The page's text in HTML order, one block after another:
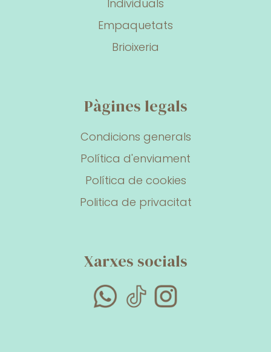
Individuals
Empaquetats
Brioixeria
Pàgines legals
Condicions generals
Política d'enviament
Política de cookies
Politica de privacitat
Xarxes socials